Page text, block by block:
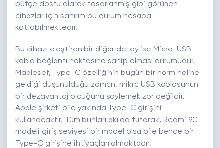
bütçe dostu olarak tasarlanmış gibi görünen
cihazlar için sanırım bu durum hesaba
katılabilmektedir.
Bu cihazı eleştiren bir diğer detay ise Micro-USB
kablo bağlantı noktasına sahip olması durumudur.
Maalesef, Type-C özelliğinin bugün bir norm haline
geldiği düşünüldüğü zaman, mikro USB kablosunun
bir dezavantaj olduğunu söylemek zor değildir.
Apple şirketi bile yakında Type-C girişini
kullanacaktır. Tüm bunları akılda tutarak, Redmi 9C
modeli giriş seviyesi bir model olsa bile bence bir
Type-C girişine ihtiyaçları olmaktadır.